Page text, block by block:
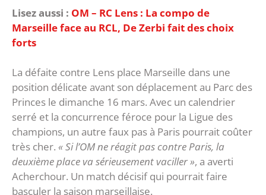
Lisez aussi : OM – RC Lens : La compo de
Marseille face au RCL, De Zerbi fait des choix
forts
La défaite contre Lens place Marseille dans une
position délicate avant son déplacement au Parc des
Princes le dimanche 16 mars. Avec un calendrier
serré et la concurrence féroce pour la Ligue des
champions, un autre faux pas à Paris pourrait coûter
très cher. « Si l’OM ne réagit pas contre Paris, la
deuxième place va sérieusement vaciller », a averti
Acherchour. Un match décisif qui pourrait faire
basculer la saison marseillaise.